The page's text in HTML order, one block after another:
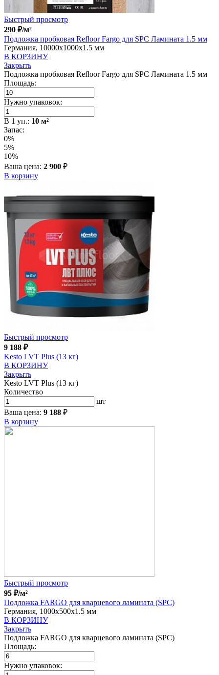
Быстрый просмотр
290 ₽/м²
Подложка пробковая Refloor Fargo для SPC Ламината 1.5 мм
Германия, 10000x1000x1.5 мм
В КОРЗИНУ
Закрыть
Подложка пробковая Refloor Fargo для SPC Ламината 1.5 мм
Площадь:
Нужно упаковок:
В 1 уп.: 10 м²
Запас:
0%
5%
10%
Ваша цена: 2 900 ₽
В корзину
Быстрый просмотр
9 188 ₽
Kesto LVT Plus (13 кг)
В КОРЗИНУ
Закрыть
Kesto LVT Plus (13 кг)
Количество
шт
Ваша цена: 9 188 ₽
В корзину
Быстрый просмотр
95 ₽/м²
Подложка FARGO для кварцевого ламината (SPC)
Германия, 1000x500x1.5 мм
В КОРЗИНУ
Закрыть
Подложка FARGO для кварцевого ламината (SPC)
Площадь:
Нужно упаковок: